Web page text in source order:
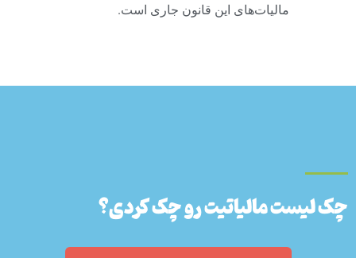
مالیات‌های این قانون جاری است.
چک لیست مالیاتیت رو چک کردی؟